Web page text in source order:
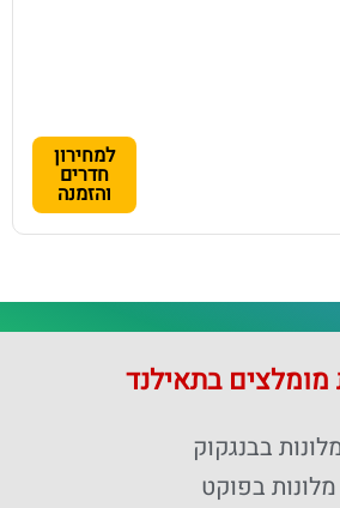
למחירון
חדרים
והזמנה
מומלצים בתאילנד
בבנגקוק
מלונות בפוקט